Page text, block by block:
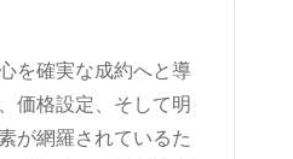
を確実な成約へと導
価格設定、そして明
が網羅されているた